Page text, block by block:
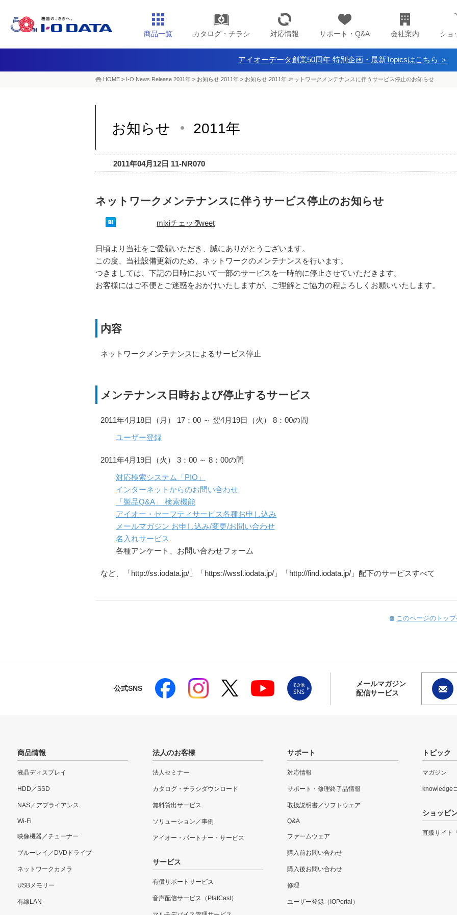
商品一覧 カタログ・チラシ 対応情報 サポート・Q&A 会社案内 ショ
アイオーデータ創業50周年 特別企画・最新Topicsはこちら ＞
HOME > I-O News Release 2011年 > お知らせ 2011年 > お知らせ 2011年 ネットワークメンテナンスに伴うサービス停止のお知らせ
お知らせ 2011年
2011年04月12日 11-NR070
ネットワークメンテナンスに伴うサービス停止のお知らせ
mixiチェックTweet
日頃より当社をご愛顧いただき、誠にありがとうございます。
この度、当社設備更新のため、ネットワークのメンテナンスを行います。
つきましては、下記の日時において一部のサービスを一時的に停止させていただきます。
お客様にはご不便とご迷惑をおかけいたしますが、ご理解とご協力の程よろしくお願いいたします。
内容
ネットワークメンテナンスによるサービス停止
メンテナンス日時および停止するサービス
2011年4月18日（月） 17：00 ～ 翌4月19日（火） 8：00の間
ユーザー登録
2011年4月19日（火） 3：00 ～ 8：00の間
対応検索システム「PIO」
インターネットからのお問い合わせ
「製品Q&A」 検索機能
アイオー・セーフティサービス各種お申し込み
メールマガジン お申し込み/変更/お問い合わせ
名入れサービス
各種アンケート、お問い合わせフォーム
など、「http://ss.iodata.jp/」「https://wssl.iodata.jp/」「http://find.iodata.jp/」配下のサービスすべて
このページのトッ
公式SNS
メールマガジン
配信サービス
商品情報
液晶ディスプレイ
HDD／SSD
NAS／アプライアンス
Wi-Fi
映像機器／チューナー
ブルーレイ／DVDドライブ
ネットワークカメラ
USBメモリー
有線LAN
法人のお客様
法人セミナー
カタログ・チラシダウンロード
無料貸出サービス
ソリューション／事例
アイオー・パートナー・サービス
サービス
有償サポートサービス
音声配信サービス（PlatCast）
サポート
対応情報
サポート・修理終了品情報
取扱説明書／ソフトウェア
Q&A
ファームウェア
購入前お問い合わせ
購入後お問い合わせ
修理
ユーザー登録（IOPortal）
トピック
マガジン
knowledge
ショッピ
直販サイト